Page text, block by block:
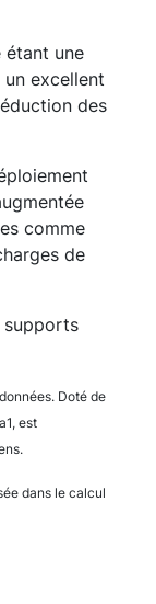
étant une
excellent
des
comme
de
supports
Doté de
est
dans le calcul